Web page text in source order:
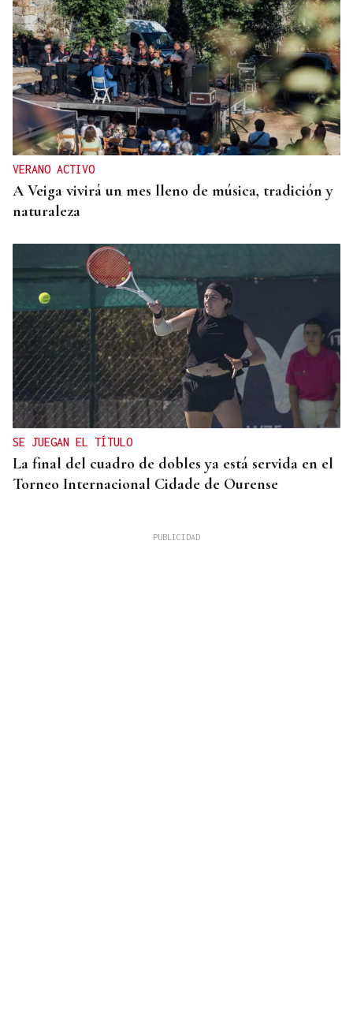
VERANO ACTIVO
A Veiga vivirá un mes lleno de música, tradición y
naturaleza
SE JUEGAN EL TÍTULO
La final del cuadro de dobles ya está servida en el
Torneo Internacional Cidade de Ourense